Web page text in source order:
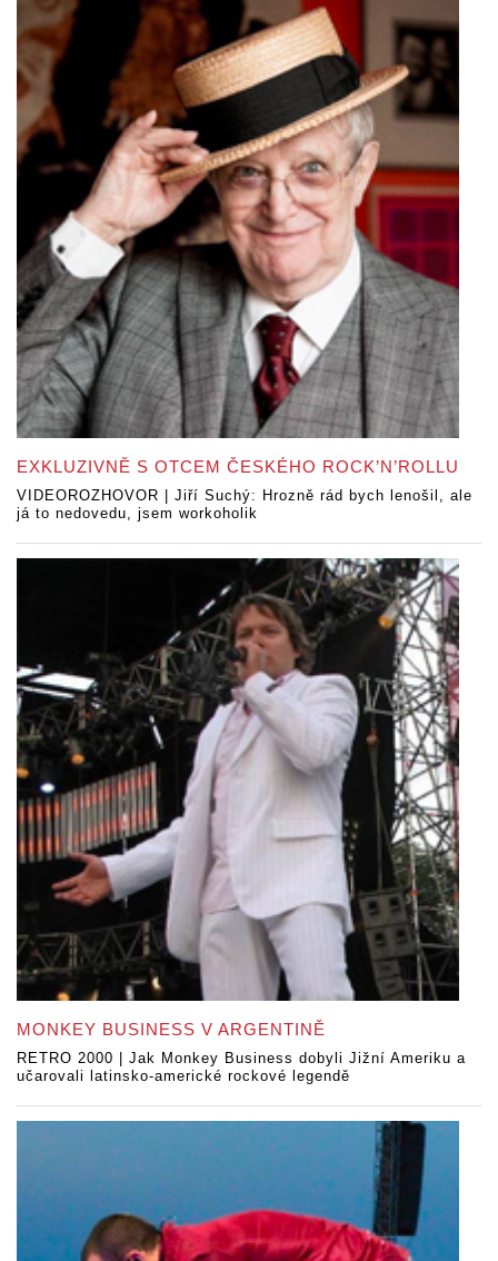
EXKLUZIVNĚ S OTCEM ČESKÉHO ROCK’N’ROLLU
VIDEOROZHOVOR | Jiří Suchý: Hrozně rád bych lenošil, ale
já to nedovedu, jsem workoholik
MONKEY BUSINESS V ARGENTINĚ
RETRO 2000 | Jak Monkey Business dobyli Jižní Ameriku a
učarovali latinsko-americké rockové legendě